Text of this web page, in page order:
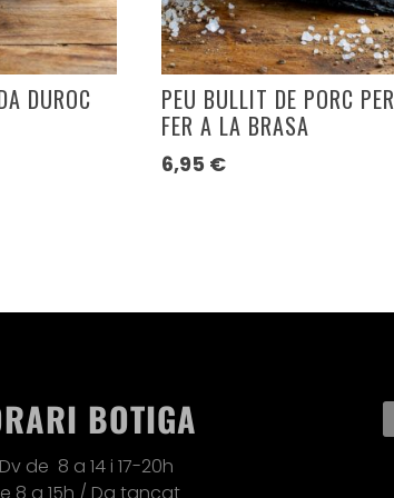
DUROC
PEU BULLIT DE PORC PER
FER A LA BRASA
6,95 €
BOTIGA
de 8 a 14 i 17-20h